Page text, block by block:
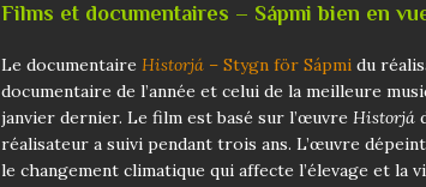
Films et documentaires – Sápmi bien en
Le documentaire Historjá – Stygn för Sápmi du
documentaire de l’année et celui de la meilleure
janvier dernier. Le film est basé sur l’œuvre Historjá
réalisateur a suivi pendant trois ans. L’œuvre
le changement climatique qui affecte l’élevage et la